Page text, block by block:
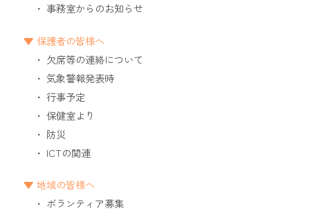
事務室からのお知らせ
保護者の皆様へ
欠席等の連絡について
気象警報発表時
行事予定
保健室より
防災
ICTの関連
地域の皆様へ
ボランティア募集